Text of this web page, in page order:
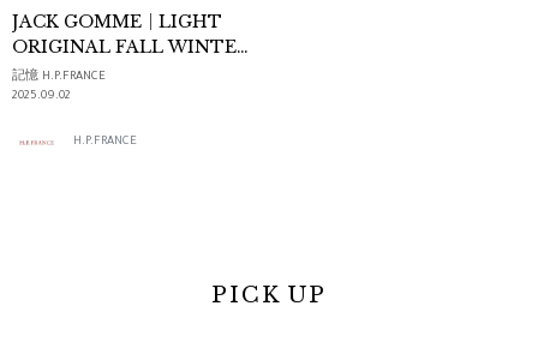
JACK GOMME｜LIGHT
ORIGINAL FALL WINTER
2025
記憶 H.P.FRANCE
2025.09.02
H.P.FRANCE
PICK UP